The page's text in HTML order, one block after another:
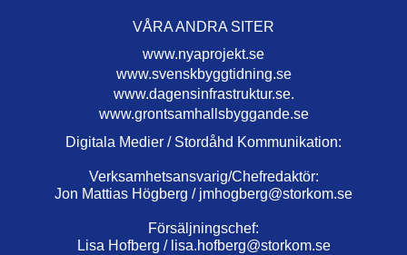
VÅRA ANDRA SITER
www.nyaprojekt.se
www.svenskbyggtidning.se
www.dagensinfrastruktur.se.
www.grontsamhallsbyggande.se
Digitala Medier / Stordåhd Kommunikation:
Verksamhetsansvarig/Chefredaktör:
Jon Mattias Högberg / jmhogberg@storkom.se
Försäljningschef:
Lisa Hofberg / lisa.hofberg@storkom.se